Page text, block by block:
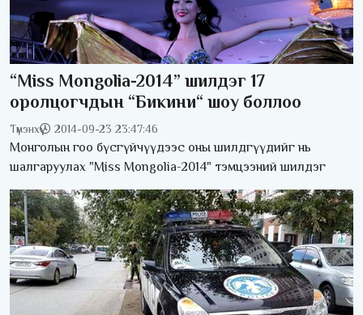
“Miss Mongolia-2014” шилдэг 17
оролцогчдын “Бикини“ шоу боллоо
Түмэнхүү 2014-09-23 23:47:46
Монголын гоо бүсгүйчүүдээс оны шилдгүүдийг нь
шалгаруулах "Miss Mongolia-2014" тэмцээний шилдэг